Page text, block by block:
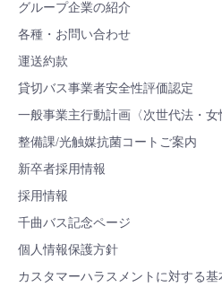
グループ企業の紹介
各種・お問い合わせ
運送約款
貸切バス事業者安全性評価認定
一般事業主行動計画〈次世代法・女
整備課/光触媒抗菌コートご案内
新卒者採用情報
採用情報
千曲バス記念ページ
個人情報保護方針
カスタマーハラスメントに対する基